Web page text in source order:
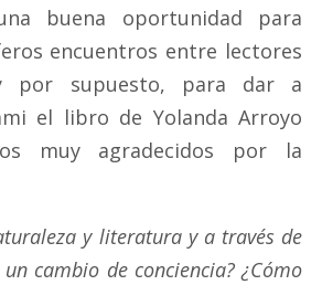
buena oportunidad para
encuentros entre lectores
por supuesto, para dar a
el libro de Yolanda Arroyo
muy agradecidos por la
y literatura y a través de
cambio de conciencia? ¿Cómo